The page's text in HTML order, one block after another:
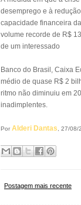
desemprego e à
capacidade financeira
volume recorde de R$
de um interessado
Banco do Brasil, Caixa
médio de quase R$ 2
ritmo não diminuiu em
inadimplentes.
Por Alderi Dantas , 27/
Postagem mais recente